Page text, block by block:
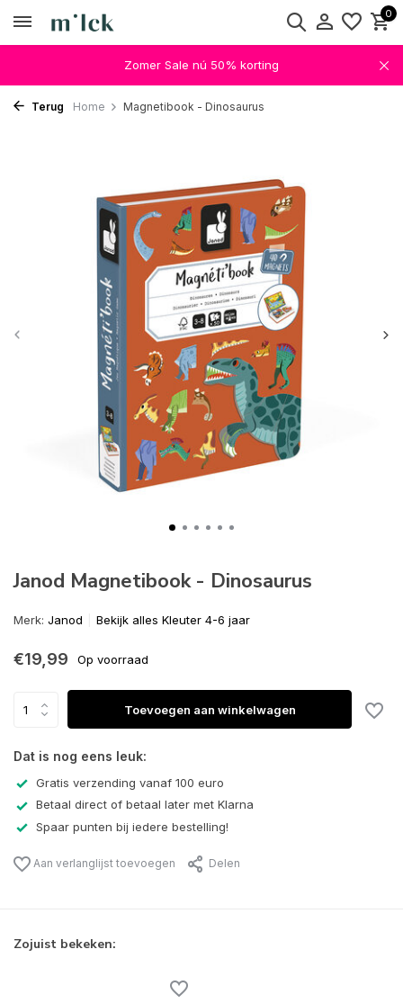
0
Zomer Sale nú 50% korting
Terug Home Magnetibook - Dinosaurus
Janod Magnetibook - Dinosaurus
Merk: Janod Bekijk alles Kleuter 4-6 jaar
€19,99 Op voorraad
Toevoegen aan winkelwagen
Dat is nog eens leuk:
Gratis verzending vanaf 100 euro
Betaal direct of betaal later met Klarna
Spaar punten bij iedere bestelling!
Aan verlanglijst toevoegen Delen
Zojuist bekeken: